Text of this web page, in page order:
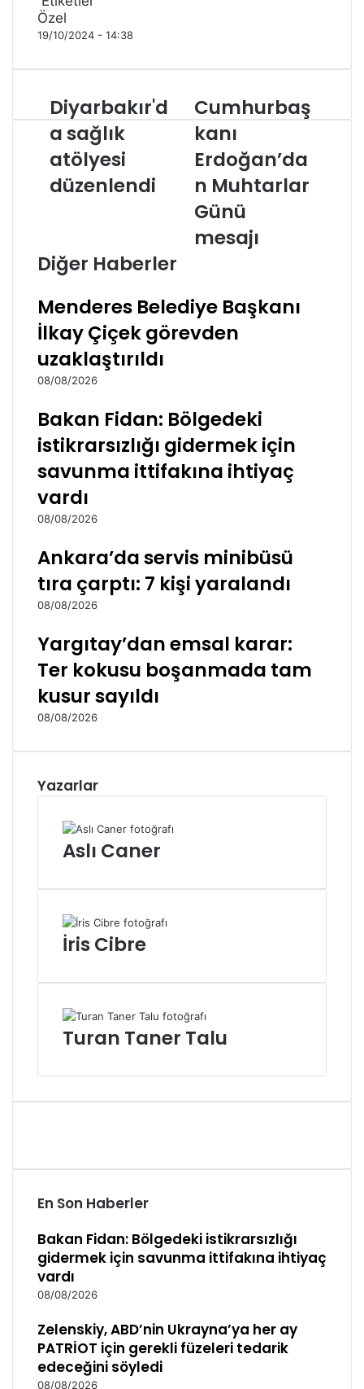
Özel
19/10/2024 - 14:38
Diyarbakır'da
sağlık
atölyesi
düzenlendi
Diyarbakır'd
a sağlık
atölyesi
düzenlendi
Cumhurbaşkanı
Erdoğan’dan
Muhtarlar
Günü
mesajı
Cumhurbaş
kanı
Erdoğan’da
n Muhtarlar
Günü
mesajı
Diğer Haberler
Menderes Belediye Başkanı
İlkay Çiçek görevden
uzaklaştırıldı
08/08/2026
Bakan Fidan: Bölgedeki
istikrarsızlığı gidermek için
savunma ittifakına ihtiyaç
vardı
08/08/2026
Ankara’da servis minibüsü
tıra çarptı: 7 kişi yaralandı
08/08/2026
Yargıtay’dan emsal karar:
Ter kokusu boşanmada tam
kusur sayıldı
08/08/2026
Yazarlar
Aslı Caner
İris Cibre
Turan Taner Talu
En Son Haberler
Bakan Fidan: Bölgedeki istikrarsızlığı
gidermek için savunma ittifakına ihtiyaç
vardı
08/08/2026
Zelenskiy, ABD’nin Ukrayna’ya her ay
PATRİOT için gerekli füzeleri tedarik
edeceğini söyledi
08/08/2026